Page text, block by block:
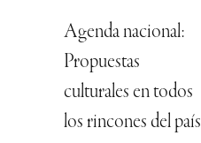
Agenda nacional:
Propuestas
culturales en todos
los rincones del país